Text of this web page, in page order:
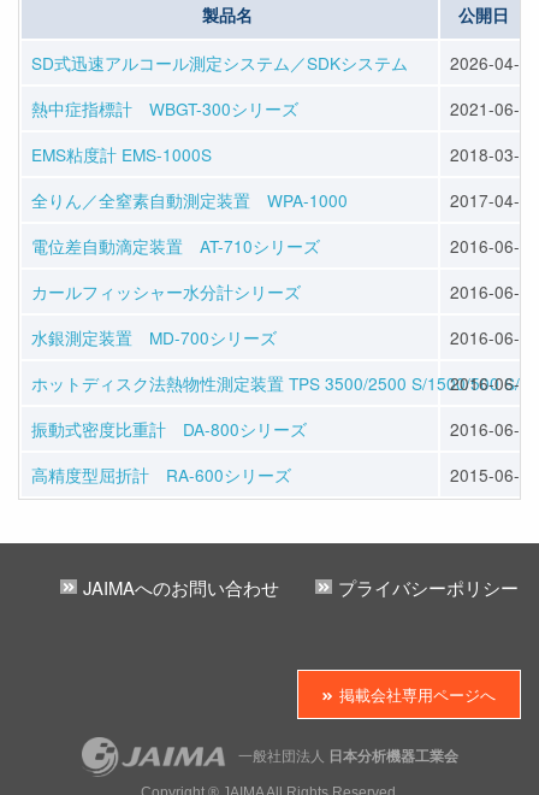
製品名 公開日
SD式迅速アルコール測定システム／SDKシステム
2026-04-10
熱中症指標計 WBGT-300シリーズ
2021-06-01
EMS粘度計 EMS-1000S
2018-03-23
全りん／全窒素自動測定装置 WPA-1000
2017-04-05
電位差自動滴定装置 AT-710シリーズ
2016-06-01
カールフィッシャー水分計シリーズ
2016-06-01
水銀測定装置 MD-700シリーズ
2016-06-01
ホットディスク法熱物性測定装置 TPS 3500/2500 S/1500/500 S/
2016-06-01
振動式密度比重計 DA-800シリーズ
2016-06-01
高精度型屈折計 RA-600シリーズ
2015-06-01
JAIMAへのお問い合わせ プライバシーポリシー
掲載会社専用ページへ
一般社団法人 日本分析機器工業会
Copyright ® JAIMA All Rights Reserved.